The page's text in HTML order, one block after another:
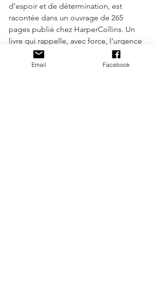
d’espoir et de détermination, est
racontée dans un ouvrage de 265
pages publié chez HarperCollins. Un
livre qui rappelle, avec force, l’urgence
d’agir pour préserver la vie — et notre
futur commun.
Email Facebook